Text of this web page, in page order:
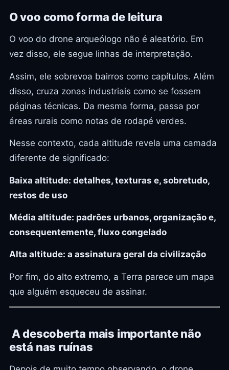
O voo como forma de leitura
O voo do drone arqueólogo não é aleatório. Em
vez disso, ele segue linhas de interpretação.
Assim, ele sobrevoa bairros como capítulos. Além
disso, cruza zonas industriais como se fossem
páginas técnicas. Da mesma forma, passa por
áreas rurais como notas de rodapé verdes.
Nesse contexto, cada altitude revela uma camada
diferente de significado:
Baixa altitude: detalhes, texturas e, sobretudo,
restos de uso
Média altitude: padrões urbanos, organização e,
consequentemente, fluxo congelado
Alta altitude: a assinatura geral da civilização
Por fim, do alto extremo, a Terra parece um mapa
que alguém esqueceu de assinar.
A descoberta mais importante não
está nas ruínas